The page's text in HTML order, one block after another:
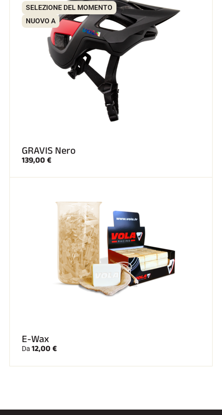
SCI SU TUTTI I TERRENI
SCI DI FONDO
SELEZIONE DEL MOMENTO
NUOVO A
GRAVIS Nero
139,00 €
E-Wax
Da 12,00 €